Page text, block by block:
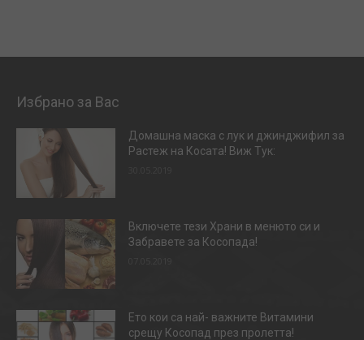
Избрано за Вас
Домашна маска с лук и джинджифил за
Растеж на Косата! Виж Тук:
Включете тези Храни в менюто си и
Забравете за Косопада!
Ето кои са най- важните Витамини
срещу Косопад през пролетта!